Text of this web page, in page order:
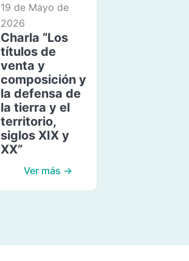
19 de Mayo de
2026
Charla “Los
títulos de
venta y
composición y
la defensa de
la tierra y el
territorio,
siglos XIX y
XX”
Ver más →